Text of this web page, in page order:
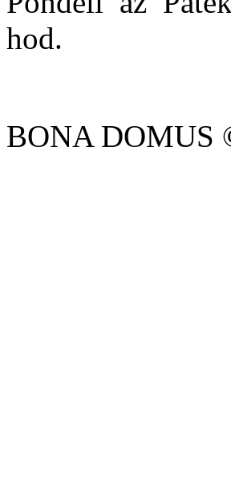
hod.
BONA DOMUS